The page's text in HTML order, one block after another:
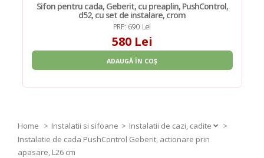
Sifon pentru cada, Geberit, cu preaplin, PushControl,
d52, cu set de instalare, crom
PRP: 690 Lei
580 Lei
ADAUGĂ ÎN COȘ
Home Instalatii si sifoane Instalatii de cazi, cadite
>
Instalatie de cada PushControl Geberit, actionare prin
apasare, L26 cm